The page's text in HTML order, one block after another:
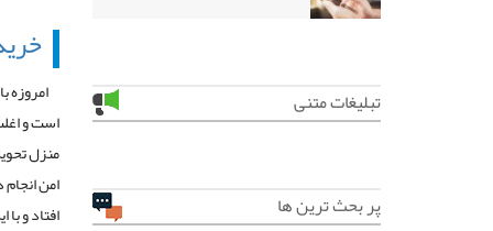
امروزه
است و
منزل
امن
افتاد و
تبلیغات متنی
پر بحث ترین ها